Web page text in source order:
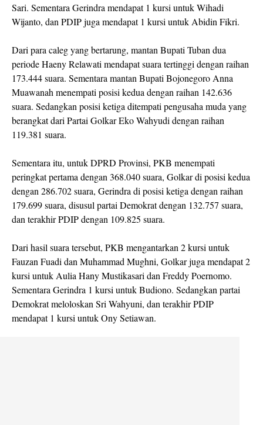
Sari. Sementara Gerindra mendapat 1 kursi untuk Wihadi
Wijanto, dan PDIP juga mendapat 1 kursi untuk Abidin Fikri.
Dari para caleg yang bertarung, mantan Bupati Tuban dua
periode Haeny Relawati mendapat suara tertinggi dengan raihan
173.444 suara. Sementara mantan Bupati Bojonegoro Anna
Muawanah menempati posisi kedua dengan raihan 142.636
suara. Sedangkan posisi ketiga ditempati pengusaha muda yang
berangkat dari Partai Golkar Eko Wahyudi dengan raihan
119.381 suara.
Sementara itu, untuk DPRD Provinsi, PKB menempati
peringkat pertama dengan 368.040 suara, Golkar di posisi kedua
dengan 286.702 suara, Gerindra di posisi ketiga dengan raihan
179.699 suara, disusul partai Demokrat dengan 132.757 suara,
dan terakhir PDIP dengan 109.825 suara.
Dari hasil suara tersebut, PKB mengantarkan 2 kursi untuk
Fauzan Fuadi dan Muhammad Mughni, Golkar juga mendapat 2
kursi untuk Aulia Hany Mustikasari dan Freddy Poernomo.
Sementara Gerindra 1 kursi untuk Budiono. Sedangkan partai
Demokrat meloloskan Sri Wahyuni, dan terakhir PDIP
mendapat 1 kursi untuk Ony Setiawan.